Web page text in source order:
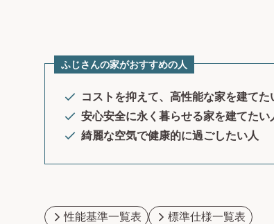
ふじさんの家がおすすめの人
コストを抑えて、高性能な家を建てた
安心安全に永く暮らせる家を建てたい
綺麗な空気で健康的に過ごしたい人
性能基準一覧表 標準仕様一覧表